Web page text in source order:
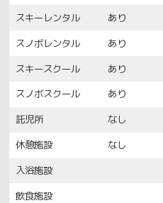
スキーレンタル
あり
スノボレンタル
あり
スキースクール
あり
スノボスクール
あり
託児所
なし
休憩施設
なし
入浴施設
飲食施設